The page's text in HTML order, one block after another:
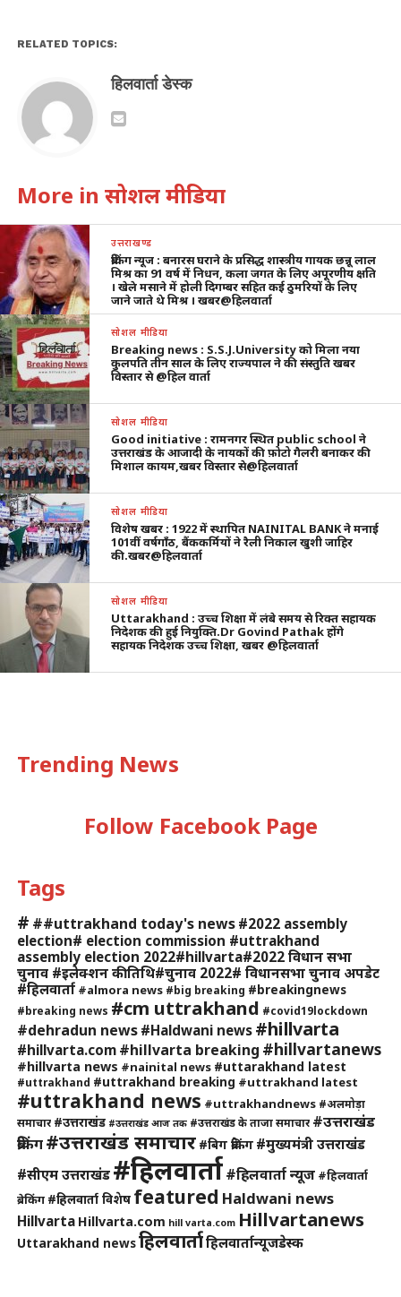
RELATED TOPICS:
हिलवार्ता डेस्क
More in सोशल मीडिया
उत्तराखण्ड
ब्रेकिंग न्यूज : बनारस घराने के प्रसिद्ध शास्त्रीय गायक छन्नू लाल
मिश्र का 91 वर्ष में निधन, कला जगत के लिए अपूरणीय क्षति
। खेले मसाने में होली दिगम्बर सहित कई ठुमरियों के लिए
जाने जाते थे मिश्र । खबर@हिलवार्ता
सोशल मीडिया
Breaking news : S.S.J.University को मिला नया
कुलपति तीन साल के लिए राज्यपाल ने की संस्तुति खबर
विस्तार से @हिल वार्ता
सोशल मीडिया
Good initiative : रामनगर स्थित public school ने
उत्तराखंड के आजादी के नायकों की फ़ोटो गैलरी बनाकर की
मिशाल कायम,खबर विस्तार से@हिलवार्ता
सोशल मीडिया
विशेष खबर : 1922 में स्थापित NAINITAL BANK ने मनाई
101वीं वर्षगाँठ, बैंककर्मियों ने रैली निकाल खुशी जाहिर
की.खबर@हिलवार्ता
सोशल मीडिया
Uttarakhand : उच्च शिक्षा में लंबे समय से रिक्त सहायक
निदेशक की हुई नियुक्ति.Dr Govind Pathak होंगे
सहायक निदेशक उच्च शिक्षा, खबर @हिलवार्ता
Trending News
Follow Facebook Page
Tags
# ##uttrakhand today's news #2022 assembly
election# election commission #uttrakhand
assembly election 2022#hillvarta#2022 विधान सभा
चुनाव #इलेक्शन की तिथि#चुनाव 2022# विधानसभा चुनाव अपडेट
#हिलवार्ता #almora news #big breaking #breakingnews
#breaking news #cm uttrakhand #covid19lockdown
#dehradun news #Haldwani news #hillvarta
#hillvarta.com #hillvarta breaking #hillvartanews
#hillvarta news #nainital news #uttarakhand latest
#uttrakhand #uttrakhand breaking #uttrakhand latest
#uttrakhand news #uttrakhandnews #अलमोड़ा
समाचार #उत्तराखंड #उत्तराखंड आज तक #उत्तराखंड के ताजा समाचार #उत्तराखंड
ब्रेकिंग#उत्तराखंड समाचार #बिग ब्रेकिंग #मुख्यमंत्री उत्तराखंड
#सीएम उत्तराखंड #हिलवार्ता#हिलवार्ता न्यूज #हिलवार्ता
ब्रेकिंग #हिलवार्ता विशेष featured Haldwani news
Hillvarta Hillvarta.com hill varta.com Hillvartanews
Uttarakhand newsहिलवार्ताहिलवार्तान्यूजडेस्क